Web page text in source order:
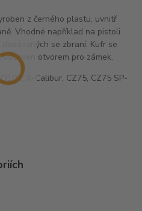
z černého plastu, uvnitř
Vhodné například na pistoli
se zbraní. Kufr se
otvorem pro zámek.
X-Calibur, CZ75, CZ75 SP-